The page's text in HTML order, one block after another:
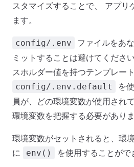
スタマイズすることで、 アプリ
ます。
config/.env
ファイルをあ
ミットすることは避けてくださ
スホルダー値を持つテンプレー
config/.env.default
を
員が、どの環境変数が使用され
環境変数を把握する必要がありま
環境変数がセットされると、環
に
env() を使用することがで